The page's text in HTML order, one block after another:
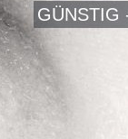
GÜNSTIG